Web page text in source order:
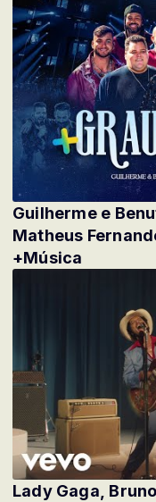
Guilherme e
Matheus
+Música
Lady Gaga,